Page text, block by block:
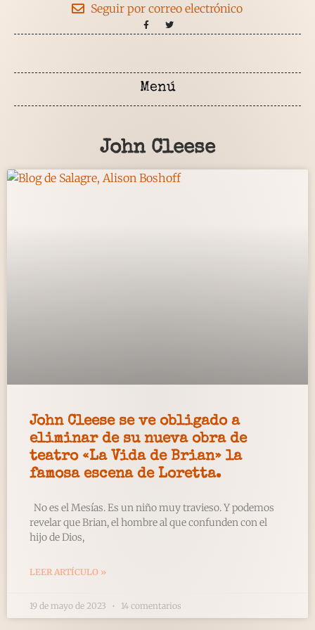
Seguir por correo electrónico
John Cleese
John Cleese se ve obligado a
eliminar de su nueva obra de
teatro «La Vida de Brian» la
famosa escena de Loretta.
No es el Mesías. Es un niño muy travieso. Y podemos
revelar que Brian, el hombre al que confunden con el
hijo de Dios,
LEER ARTÍCULO »
19 de mayo de 2023 14 comentarios